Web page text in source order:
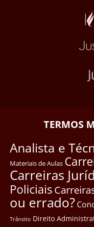
TERMOS
Analista e
Materiais de Aulas
Carreiras
Policiais
ou errado?
Trânsito Direito